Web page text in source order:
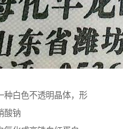
种白色不透明晶体，形
酸钠